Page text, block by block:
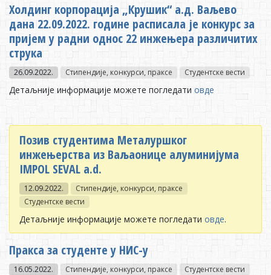
Холдинг корпорација „Крушик“ а.д. Ваљево
дана 22.09.2022. године расписала је конкурс за
пријем у радни однос 22 инжењера различитих
струка
26.09.2022. Стипендије, конкурси, праксе Студентске вести
Детаљније информације можете погледати овде
Позив студентима Металуршког
инжењерства из Ваљаонице алуминијума
IMPOL SEVAL a.d.
12.09.2022.
Стипендије, конкурси, праксе
Студентске вести
Детаљније информације можете погледати овде.
Пракса за студенте у НИС-у
16.05.2022. Стипендије, конкурси, праксе Студентске вести